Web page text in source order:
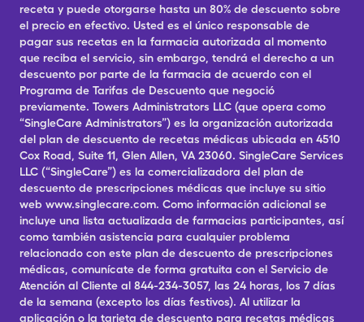
receta y puede otorgarse hasta un 80% de descuento sobre
el precio en efectivo. Usted es el único responsable de
pagar sus recetas en la farmacia autorizada al momento
que reciba el servicio, sin embargo, tendrá el derecho a un
descuento por parte de la farmacia de acuerdo con el
Programa de Tarifas de Descuento que negoció
previamente. Towers Administrators LLC (que opera como
“SingleCare Administrators”) es la organización autorizada
del plan de descuento de recetas médicas ubicada en 4510
Cox Road, Suite 11, Glen Allen, VA 23060. SingleCare Services
LLC (“SingleCare”) es la comercializadora del plan de
descuento de prescripciones médicas que incluye su sitio
web www.singlecare.com. Como información adicional se
incluye una lista actualizada de farmacias participantes, así
como también asistencia para cualquier problema
relacionado con este plan de descuento de prescripciones
médicas, comunícate de forma gratuita con el Servicio de
Atención al Cliente al 844-234-3057, las 24 horas, los 7 días
de la semana (excepto los días festivos). Al utilizar la
aplicación o la tarjeta de descuento para recetas médicas